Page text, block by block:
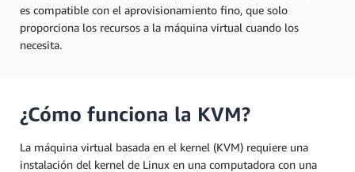
es compatible con el aprovisionamiento fino, que solo
proporciona los recursos a la máquina virtual cuando los
necesita.
¿Cómo funciona la KVM?
La máquina virtual basada en el kernel (KVM) requiere una
instalación del kernel de Linux en una computadora con una